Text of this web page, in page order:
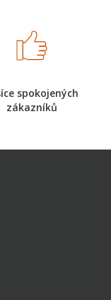
spokojených
zákazníků